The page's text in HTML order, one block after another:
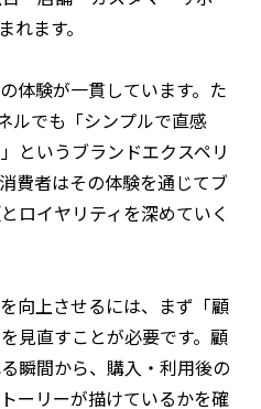
れます。
体験が一貫しています。た
ルでも「シンプルで直感
というブランドエクスペリ
費者はその体験を通じてブ
ロイヤリティを深めていく
向上させるには、まず「顧
見直すことが必要です。顧
瞬間から、購入・利用後の
ーリーが描けているかを確